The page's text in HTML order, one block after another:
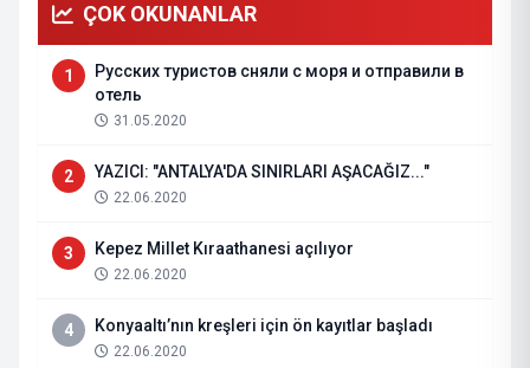
ÇOK OKUNANLAR
1
Русских туристов сняли с моря и отправили в
отель
31.05.2020
2 YAZICI: "ANTALYA'DA SINIRLARI AŞACAĞIZ..."
22.06.2020
3 Kepez Millet Kıraathanesi açılıyor
22.06.2020
4 Konyaaltı’nın kreşleri için ön kayıtlar başladı
22.06.2020